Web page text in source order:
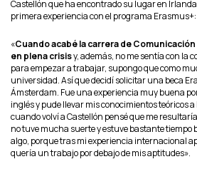
Castellón que ha encontrado su lugar en
primera experiencia con el programa Erasmus+:
«Cuando acabé la carrera de
en plena crisisy, además, no me sentía con la
para empezar a trabajar, supongo que como
universidad. Así que decidí solicitar una beca
Ámsterdam. Fue una experiencia muy buena
inglés y pude llevar mis conocimientos teóricos
cuando volví a Castellón pensé que me
no tuve mucha suerte y estuve bastante
algo, porque tras mi experiencia internacional
quería un trabajo por debajo de mis aptitudes».